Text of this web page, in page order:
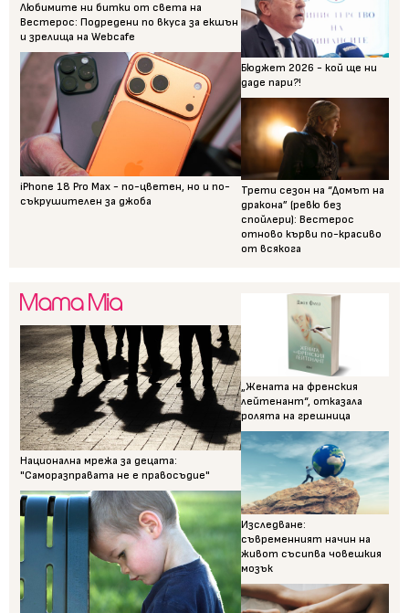
Любимите ни битки от света на
Вестерос: Подредени по вкуса за екшън
и зрелища на Webcafe
iPhone 18 Pro Max - по-цветен, но и по-
съкрушителен за джоба
Бюджет 2026 - кой ще ни
даде пари?!
Трети сезон на “Домът на
дракона” (ревю без
спойлери): Вестерос
отново кърви по-красиво
от всякога
Национална мрежа за децата:
"Саморазправата не е правосъдие"
„Жената на френския
лейтенант“, отказала
ролята на грешница
Изследване:
съвременният начин на
живот съсипва човешкия
мозък